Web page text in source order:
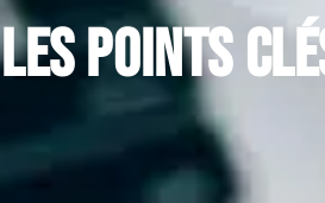
Les points